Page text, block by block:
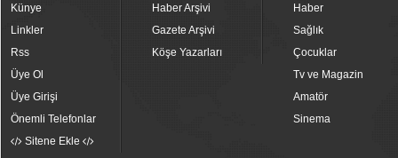
Künye
Linkler
Rss
Üye Ol
Üye Girişi
Önemli Telefonlar
Sitene Ekle
Haber Arşivi
Gazete Arşivi
Köşe Yazarları
Haber
Sağlık
Çocuklar
Tv ve Magazin
Amatör
Sinema